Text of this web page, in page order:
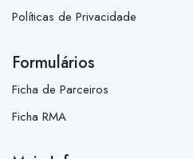
Políticas de Privacidade
Formulários
Ficha de Parceiros
Ficha RMA